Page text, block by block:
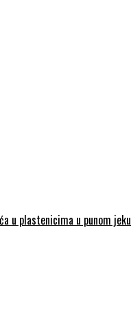
u plastenicima u punom jeku